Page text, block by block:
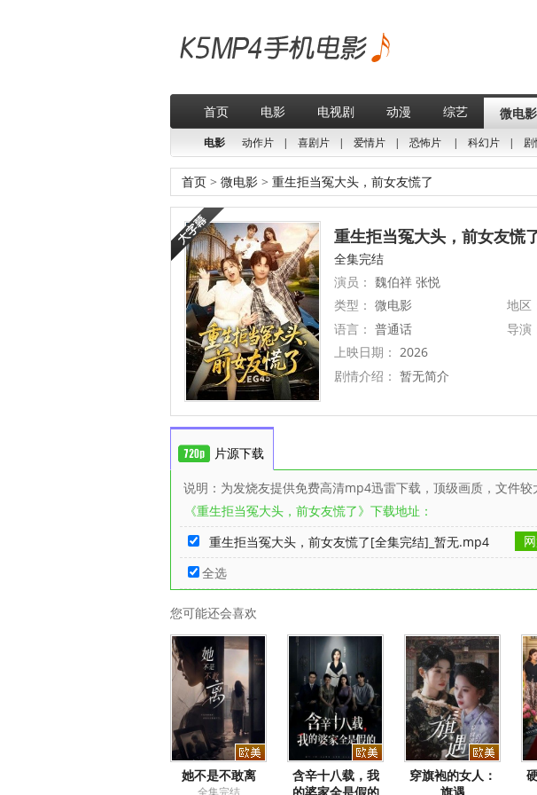
首页 电影 电视剧 动漫 综艺 微电影
电影 动作片 | 喜剧片 | 爱情片 | 恐怖片 | 科幻片 |
首页 > 微电影 > 重生拒当冤大头，前女友慌了
重生拒当冤大头，前女友慌
全集完结
演员： 魏伯祥 张悦
类型： 微电影 地区
语言： 普通话 导演
上映日期： 2026
剧情介绍： 暂无简介
片源下载
说明：为发烧友提供免费高清mp4迅雷下载，顶级画质，文件较
《重生拒当冤大头，前女友慌了》下载地址：
重生拒当冤大头，前女友慌了[全集完结]_暂无.mp4
全选
您可能还会喜欢
她不是不敢离
全集完结
含辛十八载，我
穿旗袍的女人：